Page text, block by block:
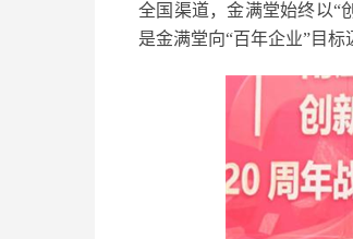
全国渠道，金满堂始终以“
是金满堂向“百年企业”目标